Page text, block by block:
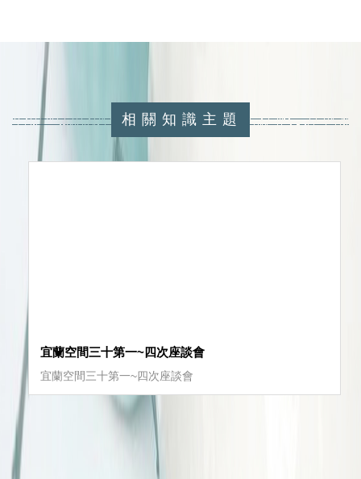
相關知識主題
宜蘭空間三十第一~四次座談會
宜蘭空間三十第一~四次座談會